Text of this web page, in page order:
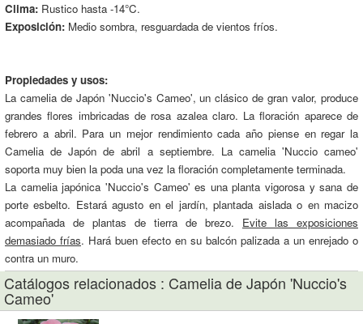
Clima: Rustico hasta -14°C.
Exposición: Medio sombra, resguardada de vientos fríos.
Propiedades y usos:
La camelia de Japón 'Nuccio's Cameo', un clásico de gran valor, produce
grandes flores imbricadas de rosa azalea claro. La floración aparece de
febrero a abril. Para un mejor rendimiento cada año piense en regar la
Camelia de Japón de abril a septiembre. La camelia 'Nuccio cameo'
soporta muy bien la poda una vez la floración completamente terminada.
La camelia japónica 'Nuccio's Cameo' es una planta vigorosa y sana de
porte esbelto. Estará agusto en el jardín, plantada aislada o en macizo
acompañada de plantas de tierra de brezo. Evite las exposiciones
demasiado frías. Hará buen efecto en su balcón palizada a un enrejado o
contra un muro.
Catálogos relacionados : Camelia de Japón 'Nuccio's
Cameo'